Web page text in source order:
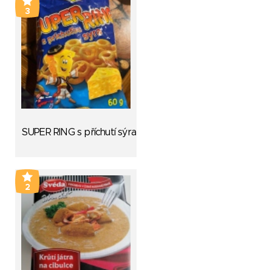
3
SUPER RING s příchutí sýra
2